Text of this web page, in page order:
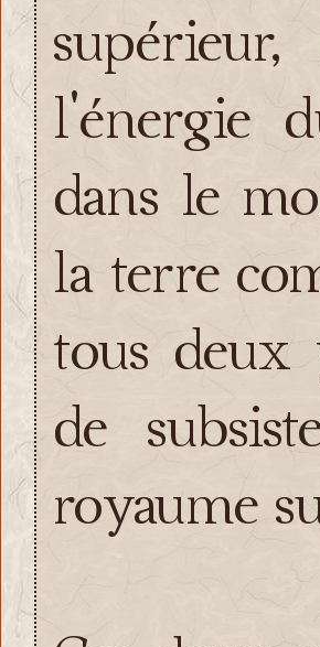
l'énergie
dans le
la terre
tous
de
royaume